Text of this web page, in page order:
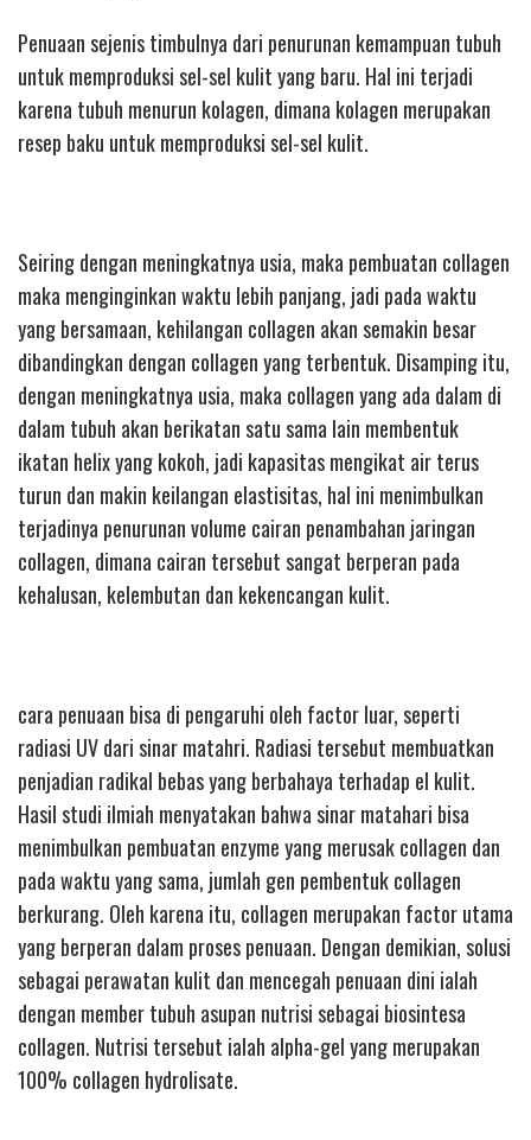
Penuaan sejenis timbulnya dari penurunan kemampuan tubuh
untuk memproduksi sel-sel kulit yang baru. Hal ini terjadi
karena tubuh menurun kolagen, dimana kolagen merupakan
resep baku untuk memproduksi sel-sel kulit.
Seiring dengan meningkatnya usia, maka pembuatan collagen
maka menginginkan waktu lebih panjang, jadi pada waktu
yang bersamaan, kehilangan collagen akan semakin besar
dibandingkan dengan collagen yang terbentuk. Disamping itu,
dengan meningkatnya usia, maka collagen yang ada dalam di
dalam tubuh akan berikatan satu sama lain membentuk
ikatan helix yang kokoh, jadi kapasitas mengikat air terus
turun dan makin keilangan elastisitas, hal ini menimbulkan
terjadinya penurunan volume cairan penambahan jaringan
collagen, dimana cairan tersebut sangat berperan pada
kehalusan, kelembutan dan kekencangan kulit.
cara penuaan bisa di pengaruhi oleh factor luar, seperti
radiasi UV dari sinar matahri. Radiasi tersebut membuatkan
penjadian radikal bebas yang berbahaya terhadap el kulit.
Hasil studi ilmiah menyatakan bahwa sinar matahari bisa
menimbulkan pembuatan enzyme yang merusak collagen dan
pada waktu yang sama, jumlah gen pembentuk collagen
berkurang. Oleh karena itu, collagen merupakan factor utama
yang berperan dalam proses penuaan. Dengan demikian, solusi
sebagai perawatan kulit dan mencegah penuaan dini ialah
dengan member tubuh asupan nutrisi sebagai biosintesa
collagen. Nutrisi tersebut ialah alpha-gel yang merupakan
100% collagen hydrolisate.